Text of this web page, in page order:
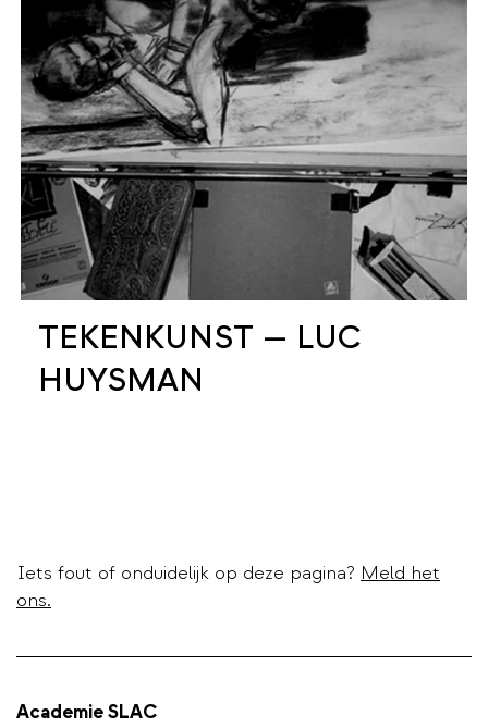
TEKENKUNST — LUC
HUYSMAN
Iets fout of onduidelijk op deze pagina? Meld het
ons.
Academie SLAC